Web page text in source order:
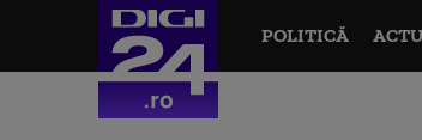
POLITICĂ